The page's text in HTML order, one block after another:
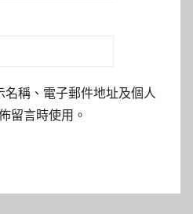
名稱、電子郵件地址及個人
留言時使用。